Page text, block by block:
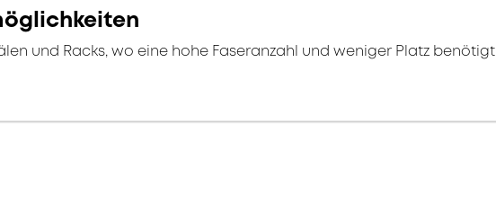
und Racks, wo eine hohe Faseranzahl und weniger Platz benötigt